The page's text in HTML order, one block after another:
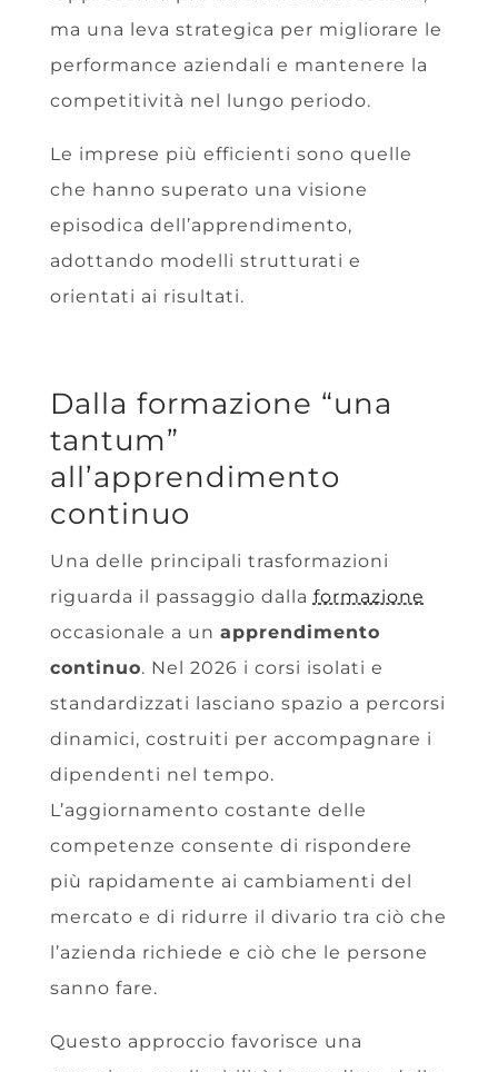
ma una leva strategica per migliorare le
performance aziendali e mantenere la
competitività nel lungo periodo.
Le imprese più efficienti sono quelle
che hanno superato una visione
episodica dell’apprendimento,
adottando modelli strutturati e
orientati ai risultati.
Dalla formazione “una
tantum”
all’apprendimento
continuo
Una delle principali trasformazioni
riguarda il passaggio dalla formazione
occasionale a un apprendimento
continuo. Nel 2026 i corsi isolati e
standardizzati lasciano spazio a percorsi
dinamici, costruiti per accompagnare i
dipendenti nel tempo.
L’aggiornamento costante delle
competenze consente di rispondere
più rapidamente ai cambiamenti del
mercato e di ridurre il divario tra ciò che
l’azienda richiede e ciò che le persone
sanno fare.
Questo approccio favorisce una